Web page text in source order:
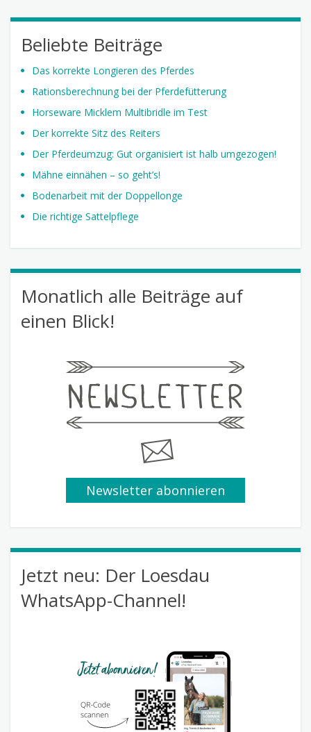
Beliebte Beiträge
Das korrekte Longieren des Pferdes
Rationsberechnung bei der Pferdefütterung
Horseware Micklem Multibridle im Test
Der korrekte Sitz des Reiters
Der Pferdeumzug: Gut organisiert ist halb umgezogen!
Mähne einnähen – so geht’s!
Bodenarbeit mit der Doppellonge
Die richtige Sattelpflege
Monatlich alle Beiträge auf
einen Blick!
Newsletter abonnieren
Jetzt neu: Der Loesdau
WhatsApp-Channel!